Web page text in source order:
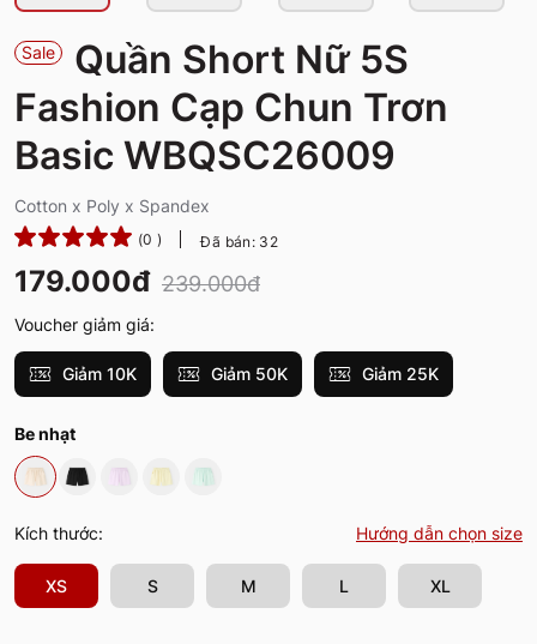
Sale
Quần Short Nữ 5S
Fashion Cạp Chun Trơn
Basic WBQSC26009
Cotton x Poly x Spandex
(0 ) Đã bán: 32
179.000đ 239.000đ
Voucher giảm giá:
Giảm 10K Giảm 50K Giảm 25K
Be nhạt
Kích thước: Hướng dẫn chọn size
XS S M L XL